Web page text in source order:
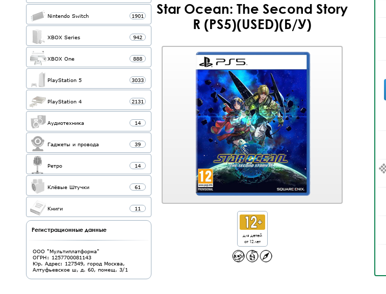
Nintendo Switch 1901
XBOX Series 942
XBOX One 888
PlayStation 5 3033
PlayStation 4 2131
Аудиотехника 14
Гаджеты и провода 39
Ретро 14
Клёвые Штучки 61
Книги 11
Регистрационные данные
ООО "Мультиплатформа"
ОГРН: 1257700081143
Юр. Адрес: 127549, город Москва,
Алтуфьевское ш, д. 60, помещ. 3/1
Star Ocean: The Second Story
R (PS5)(USED)(Б/У)
для детей
от 12 лет